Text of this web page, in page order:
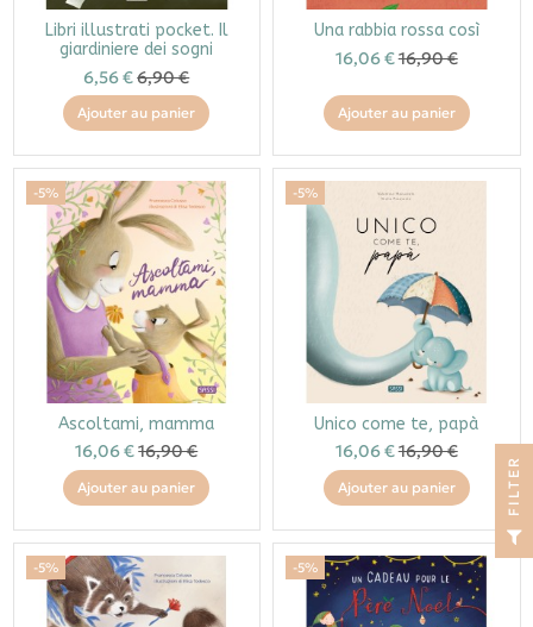
Libri illustrati pocket. Il
giardiniere dei sogni
6,56 €6,90 €
Ajouter au panier
Una rabbia rossa così
16,06 €16,90 €
Ajouter au panier
-5%
Ascoltami, mamma
16,06 €16,90 €
Ajouter au panier
-5%
Unico come te, papà
16,06 €16,90 €
Ajouter au panier
-5% -5%
R